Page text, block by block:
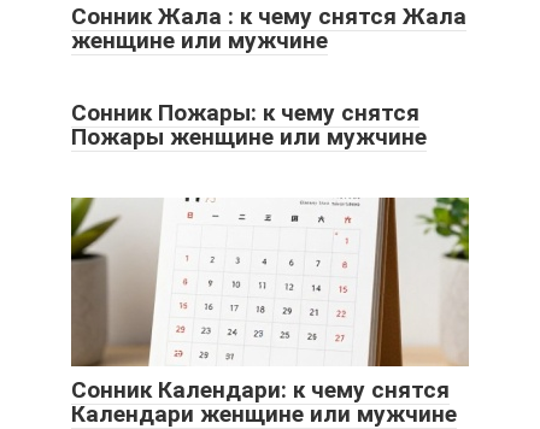
Сонник Жала : к чему снятся Жала
женщине или мужчине
Сонник Пожары: к чему снятся
Пожары женщине или мужчине
Сонник Календари: к чему снятся
Календари женщине или мужчине